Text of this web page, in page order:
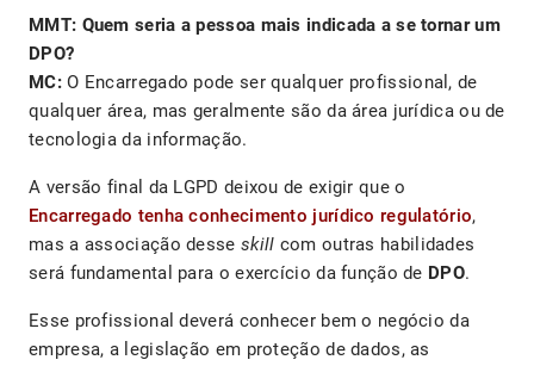
MMT: Quem seria a pessoa mais indicada a se tornar um
DPO?
MC:O Encarregado pode ser qualquer profissional, de
qualquer área, mas geralmente são da área jurídica ou de
tecnologia da informação.
A versão final da LGPD deixou de exigir que o
Encarregado tenha conhecimento jurídico regulatório,
mas a associação desse skill com outras habilidades
será fundamental para o exercício da função de DPO.
Esse profissional deverá conhecer bem o negócio da
empresa, a legislação em proteção de dados, as